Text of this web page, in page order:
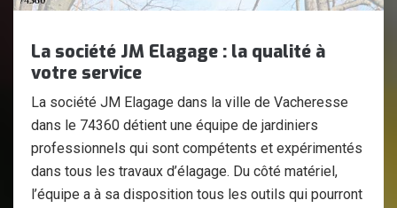
La société JM Elagage : la qualité à
votre service
La société JM Elagage dans la ville de Vacheresse
dans le 74360 détient une équipe de jardiniers
professionnels qui sont compétents et expérimentés
dans tous les travaux d’élagage. Du côté matériel,
l’équipe a à sa disposition tous les outils qui pourront